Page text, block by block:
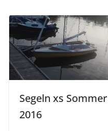
Segeln xs Sommer
2016